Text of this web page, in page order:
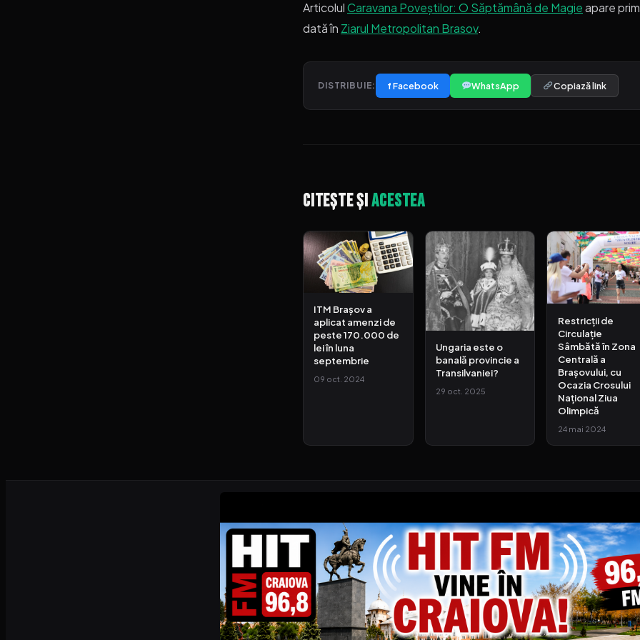
ArticolulCaravana Poveștilor: O Săptămână de Magieapare
dată în Ziarul Metropolitan Brasov.
DISTRIBUIE: f Facebook WhatsApp Copiază link
Citește șiacestea
ITM Brașov a
aplicat amenzi de
peste 170.000 de
lei în luna
septembrie
09 oct. 2024
Ungaria este o
banală provincie a
Transilvaniei?
29 oct. 2025
Restricții de
Circulație
Sâmbătă în Zona
Centrală a
Brașovului, cu
Ocazia Crosului
Național Ziua
Olimpică
24 mai 2024